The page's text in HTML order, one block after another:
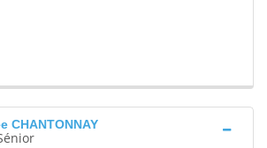
CHANTONNAY